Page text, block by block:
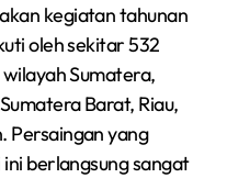
kegiatan tahunan
oleh sekitar 532
Sumatera,
Barat, Riau,
Persaingan yang
berlangsung sangat